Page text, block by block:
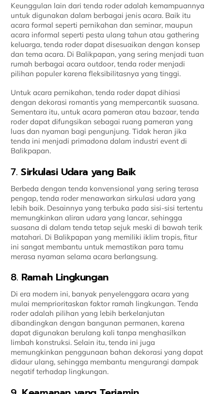
Keunggulan lain dari tenda roder adalah kemampuannya
untuk digunakan dalam berbagai jenis acara. Baik itu
acara formal seperti pernikahan dan seminar, maupun
acara informal seperti pesta ulang tahun atau gathering
keluarga, tenda roder dapat disesuaikan dengan konsep
dan tema acara. Di Balikpapan, yang sering menjadi tuan
rumah berbagai acara outdoor, tenda roder menjadi
pilihan populer karena fleksibilitasnya yang tinggi.
Untuk acara pernikahan, tenda roder dapat dihiasi
dengan dekorasi romantis yang mempercantik suasana.
Sementara itu, untuk acara pameran atau bazaar, tenda
roder dapat difungsikan sebagai ruang pameran yang
luas dan nyaman bagi pengunjung. Tidak heran jika
tenda ini menjadi primadona dalam industri event di
Balikpapan.
7.Sirkulasi Udara yang Baik
Berbeda dengan tenda konvensional yang sering terasa
pengap, tenda roder menawarkan sirkulasi udara yang
lebih baik. Desainnya yang terbuka pada sisi-sisi tertentu
memungkinkan aliran udara yang lancar, sehingga
suasana di dalam tenda tetap sejuk meski di bawah terik
matahari. Di Balikpapan yang memiliki iklim tropis, fitur
ini sangat membantu untuk memastikan para tamu
merasa nyaman selama acara berlangsung.
8. Ramah Lingkungan
Di era modern ini, banyak penyelenggara acara yang
mulai memprioritaskan faktor ramah lingkungan. Tenda
roder adalah pilihan yang lebih berkelanjutan
dibandingkan dengan bangunan permanen, karena
dapat digunakan berulang kali tanpa menghasilkan
limbah konstruksi. Selain itu, tenda ini juga
memungkinkan penggunaan bahan dekorasi yang dapat
didaur ulang, sehingga membantu mengurangi dampak
negatif terhadap lingkungan.